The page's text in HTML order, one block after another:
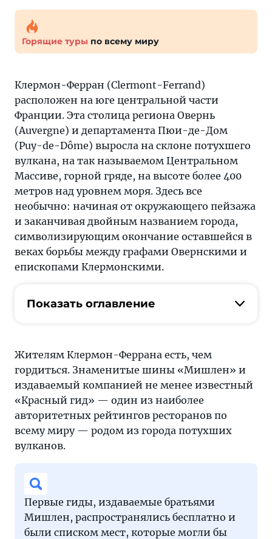
Горящие туры по всему миру
Клермон-Ферран (Clermont-Ferrand)
расположен на юге центральной части
Франции. Эта столица региона Овернь
(Auvergne) и департамента Пюи-де-Дом
(Puy-de-Dôme) выросла на склоне потухшего
вулкана, на так называемом Центральном
Массиве, горной гряде, на высоте более 400
метров над уровнем моря. Здесь все
необычно: начиная от окружающего пейзажа
и заканчивая двойным названием города,
символизирующим окончание оставшейся в
веках борьбы между графами Овернскими и
епископами Клермонскими.
Показать оглавление
Жителям Клермон-Феррана есть, чем
гордиться. Знаменитые шины «Мишлен» и
издаваемый компанией не менее известный
«Красный гид» — один из наиболее
авторитетных рейтингов ресторанов по
всему миру — родом из города потухших
вулканов.
Первые гиды, издаваемые братьями
Мишлен, распространялись бесплатно и
были списком мест, которые могли бы